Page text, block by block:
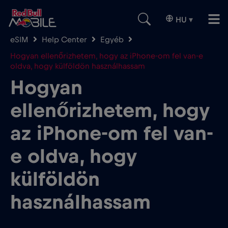
HU ▾
eSIM Help Center
Egyéb
Hogyan ellenőrizhetem, hogy az iPhone-om fel van-e
oldva, hogy külföldön használhassam
Hogyan
ellenőrizhetem, hogy
az iPhone-om fel van-
e oldva, hogy
külföldön
használhassam